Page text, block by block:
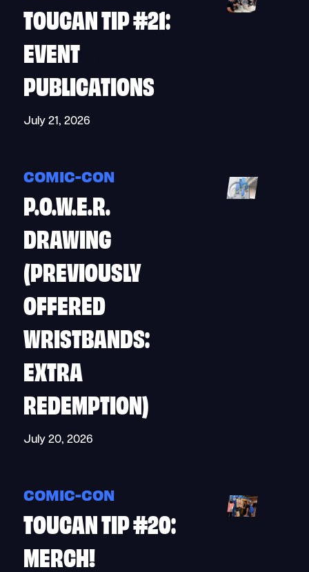
TOUCAN TIP #21:
EVENT
PUBLICATIONS
July 21, 2026
COMIC-CON
P.O.W.E.R.
DRAWING
(PREVIOUSLY
OFFERED
WRISTBANDS:
EXTRA
REDEMPTION)
July 20, 2026
COMIC-CON
TOUCAN TIP #20:
MERCH!